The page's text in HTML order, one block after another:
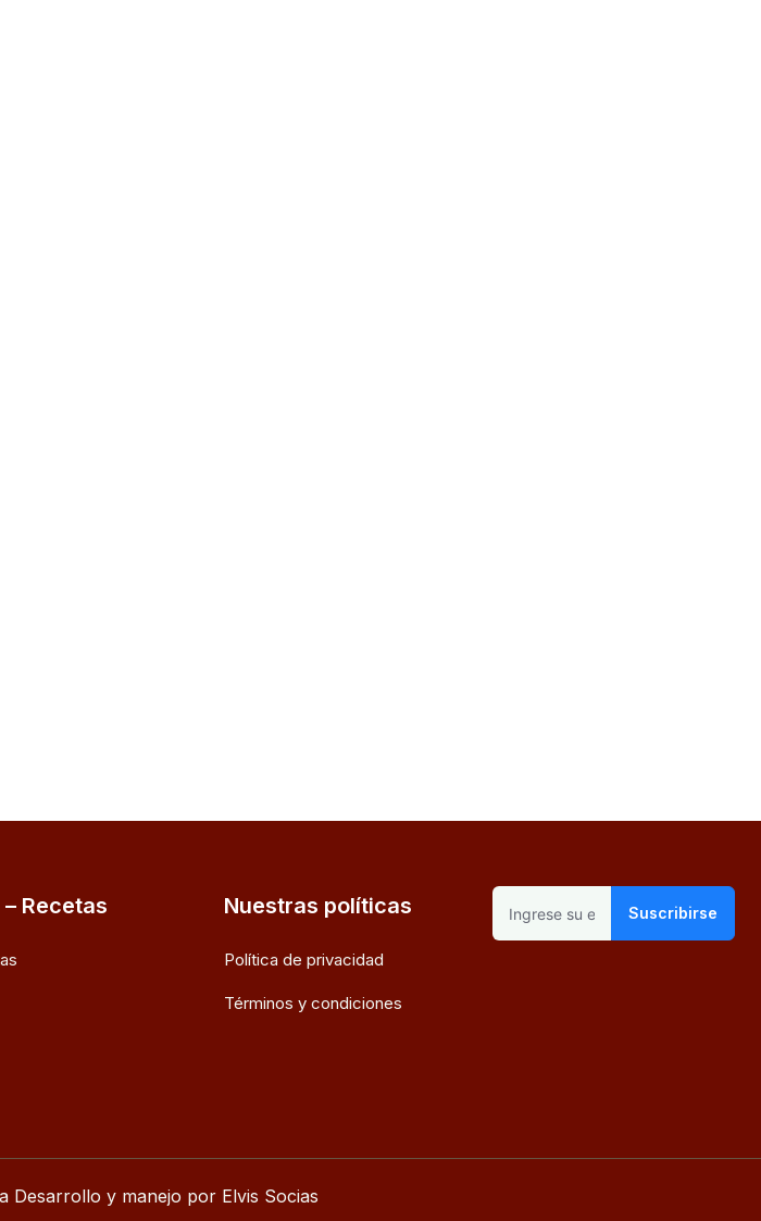
Recetas Nuestras políticas
Política de privacidad
Términos y condiciones
Suscribirse
Desarrollo y manejo por Elvis Socias